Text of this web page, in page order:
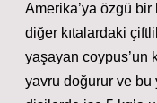
Amerika’ya özgü
diğer kıtalardaki
yaşayan coypus’un
yavru doğurur ve bu